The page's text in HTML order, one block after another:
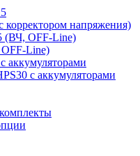
напряжения)
(ВЧ, OFF-Line)
Line)
аккумуляторами
с аккумуляторами